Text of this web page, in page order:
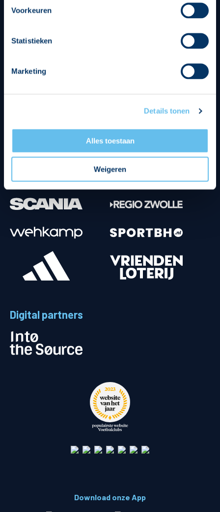
Voorkeuren
Statistieken
Marketing
Details tonen
Alles toestaan
Weigeren
Divisie partners
Digital partners
Download onze App